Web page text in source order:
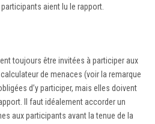
aient lu le rapport.
toujours être invitées à participer aux
de menaces (voir la remarque
d’y participer, mais elles doivent
Il faut idéalement accorder un
aux participants avant la tenue de la